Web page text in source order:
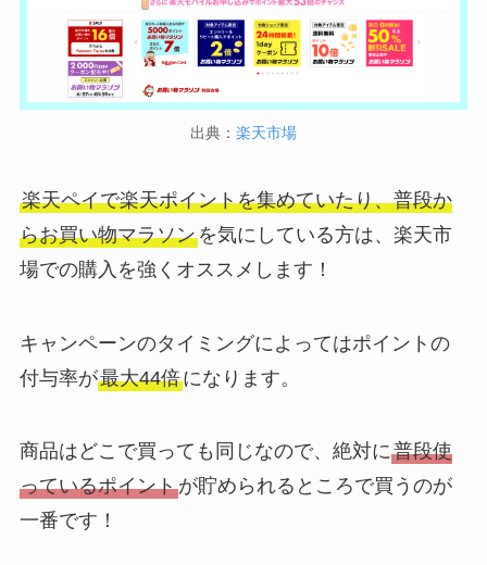
出典： 楽天市場
楽天ペイで楽天ポイントを集めていたり、普段か
らお買い物マラソンを気にしている方は、楽天市
場での購入を強くオススメします！
キャンペーンのタイミングによってはポイントの
付与率が最大44倍になります。
商品はどこで買っても同じなので、絶対に普段使
っているポイントが貯められるところで買うのが
一番です！